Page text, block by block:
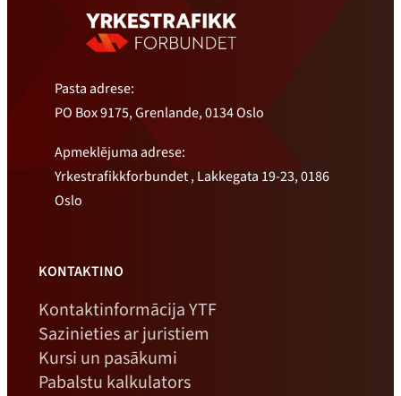
Pasta adrese:
PO Box 9175, Grenlande, 0134 Oslo
Apmeklējuma adrese:
Yrkestrafikkforbundet , Lakkegata 19-23, 0186
Oslo
KONTAKTINO
Kontaktinformācija YTF
Sazinieties ar juristiem
Kursi un pasākumi
Pabalstu kalkulators